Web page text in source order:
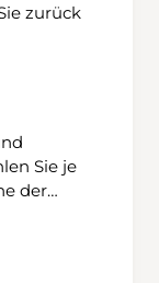
zurück
Sie je
der